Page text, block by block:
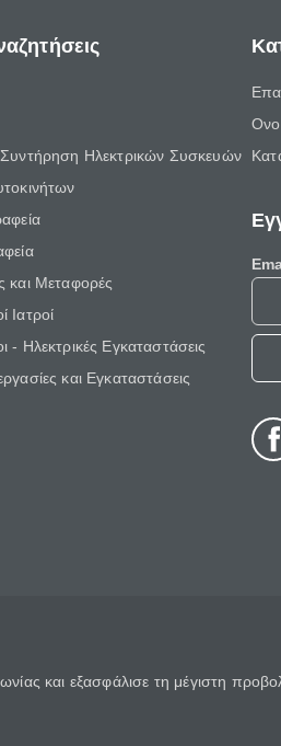
Ηλεκτρικών Συσκευών
και Μεταφορές
Ιατροί
- Ηλεκτρικές Εγκαταστάσεις
και Εγκαταστάσεις
και εξασφάλισε τη μέγιστη